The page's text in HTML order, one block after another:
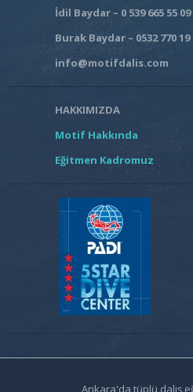
İdil Baydar – 0 539 665 55 09
Burak Baydar – 0532 770 19
info@motifdalis.com
HAKKIMIZDA
Motif Hakkında
Eğitmen Kadromuz
Ankara'da tüplü dalış